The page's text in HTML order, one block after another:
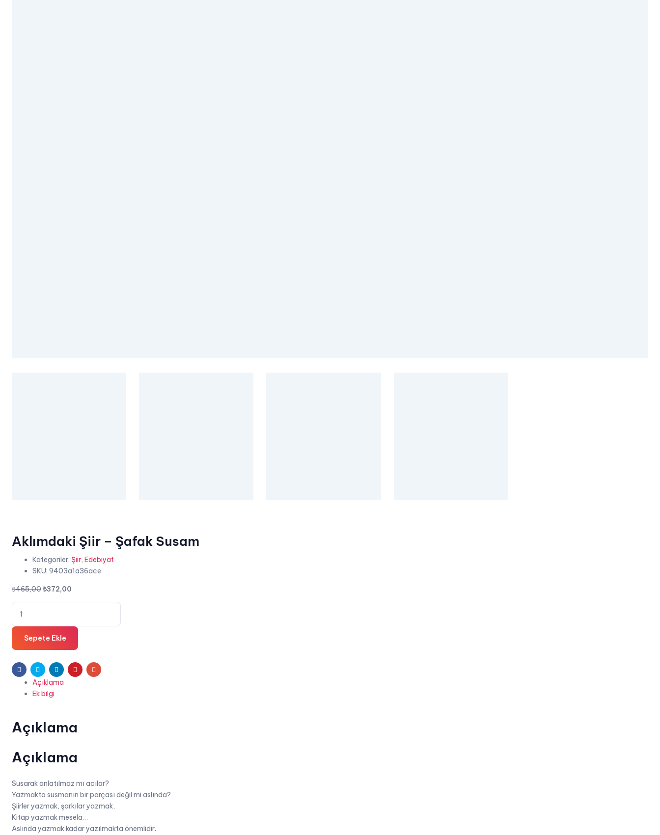
Aklımdaki Şiir – Şafak Susam
Kategoriler: Şiir, Edebiyat
SKU: 9403a1a36ace
₺465,00Orijinal
fiyat:
₺372,00
andaki
Aklımdaki
Şiir
-
Şafak
Susam
adet
Sepete Ekle
FacebookTwitter LinkedinPinterestE-
Açıklama
Ek bilgi
Açıklama
Açıklama
Susarak anlatılmaz mı acılar?
Yazmakta susmanın bir parçası değil mi aslında?
Şiirler yazmak, şarkılar yazmak,
Kitap yazmak mesela…
Aslında yazmak kadar yazılmakta önemlidir.